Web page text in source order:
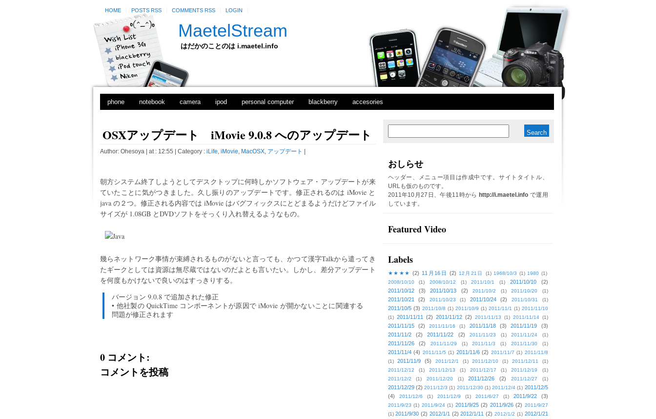
HOME POSTS RSS COMMENTS RSS LOGIN
MaetelStream
はだかのことのは i.maetel.info
phone notebook camera ipod personal computer blackberry accesories
OSXアップデート iMovie 9.0.8 へのアップデート
Author: Ohesoya| at : 12:55 | Category : iLife, iMovie, MacOSX, アップデート
朝方システム終了しようとしてデスクトップに何時しかソフトウェア・アップデートが来
ていたことに気がつきました。久し振りのアップデートです。修正されるのは iMovie と
java の２つ。修正される内容では iMovie はバグフィックスにとどまるようだけどファイル
サイズが 1.08GB とDVDソフトをそっくり入れ替えるようなもの。
幾らネットワーク事情が束縛されるものがないと言っても、かつて漢字Talkから遣ってき
たギークとしては資源は無尽蔵ではないのだよとも言いたい。しかし、差分アップデート
を何度もかけないで良いのはすっきりする。
バージョン 9.0.8 で追加された修正
• 他社製の QuickTime コンポーネントが原因で iMovie が開かないことに関連する
問題が修正されます
0 コメント:
コメントを投稿
投
稿
おしらせ
ヘッダー、メニュー項目は作成中です。サイトタイトル、
URLも仮のものです。
2011年10月27日、午後11時から http://i.maetel.info で運用
しています。
Featured Video
Labels
★★★★ (2) 11月16日 (2) 12月21日 (1) 1968/10/3 (1) 1980 (1)
2008/10/10
(1) 2008/10/12 (1) 2011/10/1 (1) 2011/10/10
(2)
2011/10/12
(3) 2011/10/13 (2) 2011/10/2 (1) 2011/10/20 (1)
2011/10/21 (2) 2011/10/23 (1) 2011/10/24 (2) 2011/10/31 (1)
2011/10/5 (3) 2011/10/8 (1) 2011/10/9 (1) 2011/11/1 (1) 2011/11/10
(1) 2011/11/11 (2) 2011/11/12 (2) 2011/11/13 (1) 2011/11/14 (1)
2011/11/15 (2) 2011/11/16 (1) 2011/11/18 (3) 2011/11/19
(3)
2011/11/2
(2) 2011/11/22 (2) 2011/11/23 (1) 2011/11/24 (1)
2011/11/26 (2) 2011/11/29 (1) 2011/11/3 (1) 2011/11/30 (1)
2011/11/4 (4) 2011/11/5 (1) 2011/11/6 (2) 2011/11/7 (1) 2011/11/8
(1)
2011/11/9 (5) 2011/12/1 (1) 2011/12/10 (1) 2011/12/11
(1)
2011/12/12
(1) 2011/12/13 (1) 2011/12/17 (1) 2011/12/19
(1)
2011/12/2
(1) 2011/12/20 (1) 2011/12/26 (2) 2011/12/27 (1)
2011/12/29 (2) 2011/12/3 (1) 2011/12/30 (1) 2011/12/4 (1) 2011/12/5
(4)
2011/12/6 (1) 2011/12/9 (1) 2011/6/27 (1) 2011/9/22 (3)
2011/9/23 (1) 2011/9/24 (1) 2011/9/25 (2) 2011/9/26 (2) 2011/9/27
(1) 2011/9/30 (2) 2012/1/1 (2) 2012/1/11 (2) 2012/1/2 (1) 2012/1/21